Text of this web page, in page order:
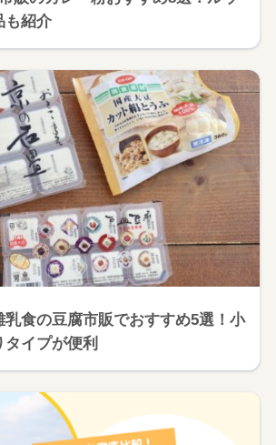
も紹介
乳食の豆腐市販でおすすめ5選！小
イプが便利